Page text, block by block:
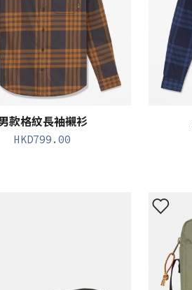
款格紋長袖襯衫
HKD799.00